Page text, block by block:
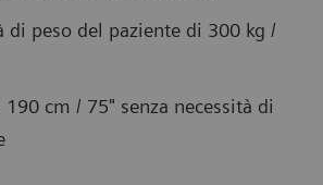
di peso del paziente di 300 kg /
cm / 75" senza necessità di